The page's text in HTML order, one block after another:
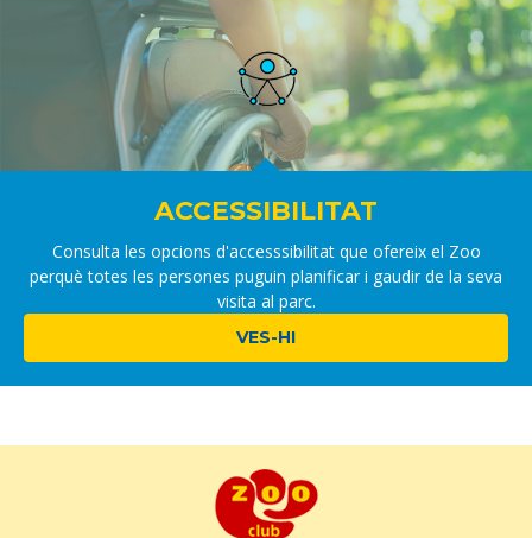
ACCESSIBILITAT
Consulta les opcions d'accesssibilitat que ofereix el Zoo
perquè totes les persones puguin planificar i gaudir de la seva
visita al parc.
VES-HI